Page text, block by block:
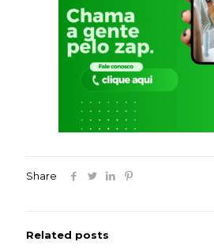
Share
Related posts